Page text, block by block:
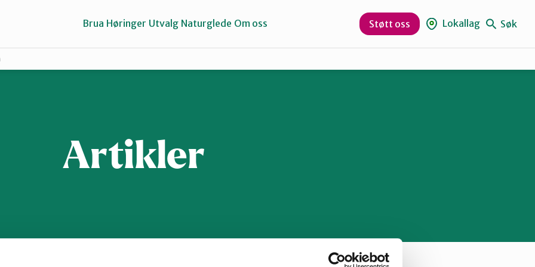
Gran og Lunner
Brua Høringer Utvalg Naturglede Om oss Støtt oss Lokallag Søk
Artikler